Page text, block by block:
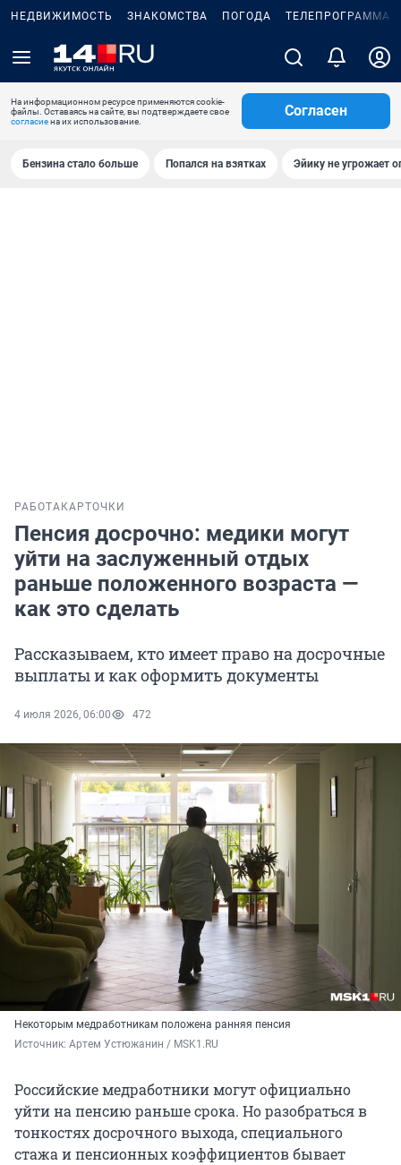
НЕДВИЖИМОСТЬ ЗНАКОМСТВА ПОГОДА ТЕЛЕПРОГРАММА
На информационном ресурсе применяются cookie-
файлы. Оставаясь на сайте, вы подтверждаете свое
согласиена их использование.
Согласен
Бензина стало больше Попался на взятках Эйику не угрожает
РАБОТА КАРТОЧКИ
Пенсия досрочно: медики могут
уйти на заслуженный отдых
раньше положенного возраста —
как это сделать
Рассказываем, кто имеет право на досрочные
выплаты и как оформить документы
4 июля 2026, 06:00 472
Некоторым медработникам положена ранняя пенсия
Источник: Артем Устюжанин / MSK1.RU
Российские медработники могут официально
уйти на пенсию раньше срока. Но разобраться в
тонкостях досрочного выхода, специального
стажа и пенсионных коэффициентов бывает